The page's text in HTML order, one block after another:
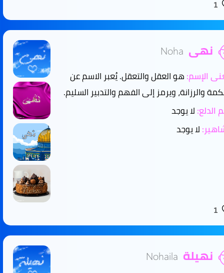
1
نهى Noha
الإسم:هو العقل والتعقل. يُعبر الاسم عن
والرزانة، ويرمز إلى الفهم والتدبير السليم.
الدلع:لا يوجد
لا يوجد
1
نهيلة Nohaila